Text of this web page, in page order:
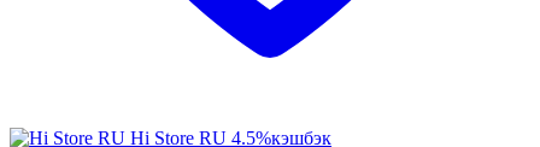
Hi Store RU 4.5%кэшбэк